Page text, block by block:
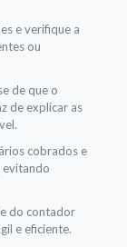
e verifique a
ou
de que o
de explicar as
cobrados e
evitando
do contador
e eficiente.